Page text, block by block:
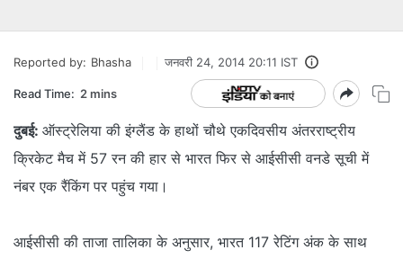
Reported by: Bhasha जनवरी 24, 2014 20:11 IST
Read Time: 2 mins
दुबई: ऑस्ट्रेलिया की इंग्लैंड के हाथों चौथे एकदिवसीय अंतरराष्ट्रीय
क्रिकेट मैच में 57 रन की हार से भारत फिर से आईसीसी वनडे सूची में
नंबर एक रैंकिंग पर पहुंच गया।
आईसीसी की ताजा तालिका के अनुसार, भारत 117 रेटिंग अंक के साथ